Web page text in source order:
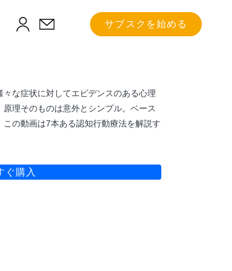
サブスクを始める
な症状に対してエビデンスのある心理
理そのものは意外とシンプル。ベース
の動画は7本ある認知行動療法を解説す
ぐ購入